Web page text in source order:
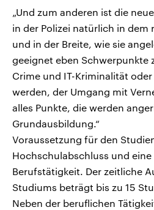
„Und zum anderen ist die
in der Polizei natürlich in dem
und in der Breite, wie sie
geeignet eben Schwerpunkte
Crime und IT-Kriminalität
werden, der Umgang mit
alles Punkte, die werden
Grundausbildung.“
Voraussetzung für den
Hochschulabschluss und
Berufstätigkeit. Der zeitliche
Studiums beträgt bis zu 15
Neben der beruflichen